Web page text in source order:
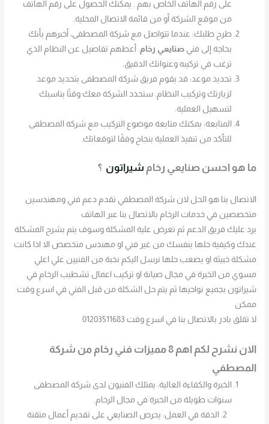
على رقم الهاتف الخاص بهم . يمكنك الحصول على رقم الهاتف
من موقع الشركة أو من قائمة الاتصال المحلية.
طرح طلبك: عندما تتواصل مع شركة المصطفى، أخبرهم بأنك
بحاجة إلى فنيصنايعي رخام . أعطهم تفاصيل عن النظام الذي
ترغب في تركيبه وعنوانك الدقيق.
تحديد موعد: قد يقوم فريق شركة المصطفى بتحديد موعد
لزيارتك وتركيب النظام. ستحدد الشركة معك وقتًا يناسبك
لتسهيل العملية.
المتابعة: يمكنك متابعة موضوع التركيب مع شركة المصطفى
للتأكد من تنفيذ العملية بنجاح وفقًا لتوقعاتك.
ما هو احسن صنايعي رخام شيراتون ؟
الاتصال بنا هو الحل لان شركة المصطفي تقدم دعم فني ومهندسين
متخصصين في خدمات الرخام بالاتصال بنا عبر الهاتف
يرد عليك فريق الدعم ثم تعرض علية المشكلة وسوف يتم بشرح المشكلة
عندك وكيفية حلها بنفسك من غير فني او مهندس متخصص الا اذا كانت
مشكلة خبيثة او يصعب حلها نرسل اليكم نخبة من الفنيين علي اعلي
مسوي من الخبرة في مجال صيانة او تركيب اعمال تشطيب الرخام في
شيراتون بجميع نواحيها ثم يتم حل الشكلة من قبل الفني في اسرع وقت
ممكن
لا تقلق بادر بالاتصال بنا في اسرع وقت 01203511683
الان نشرح لكم اهم 8 مميزات فني رخام من شركة
المصطفي
الخبرة والكفاءة العالية: يمتلك الفنيون لدى شركة المصطفى
سنوات طويلة من الخبرة في مجال الرخام.
الدقة في العمل: يحرص الصنايعي على تقديم أعمال متقنة